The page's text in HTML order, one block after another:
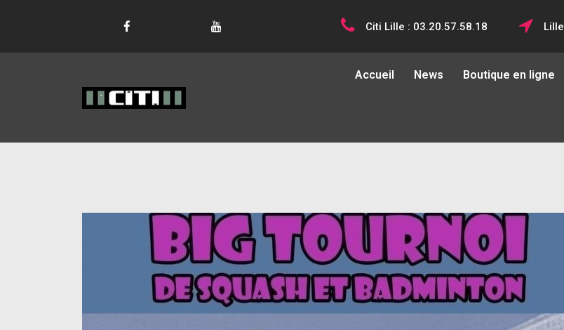
Citi Lille : 03.20.57.58.18 Lille
Accueil News Boutique en ligne